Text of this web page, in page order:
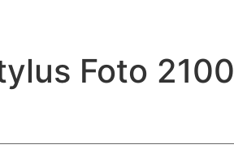
Foto 2100